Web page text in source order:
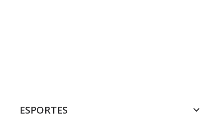
ESPORTES